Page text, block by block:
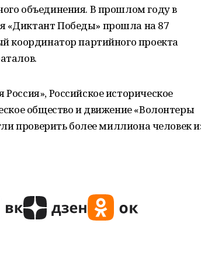
объединения. В прошлом году в
«Диктант Победы» прошла на 87
координатор партийного проекта
Российское историческое
общество и движение «Волонтеры
проверить более миллиона человек